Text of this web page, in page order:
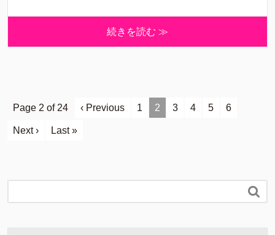
続きを読む ≫
Page 2 of 24 ‹ Previous 1 2 3 4 5 6
Next › Last »
